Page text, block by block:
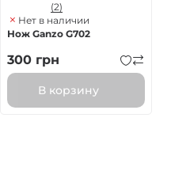
(2)
Нет в наличии
Нож Ganzo G702
300 грн
В корзину